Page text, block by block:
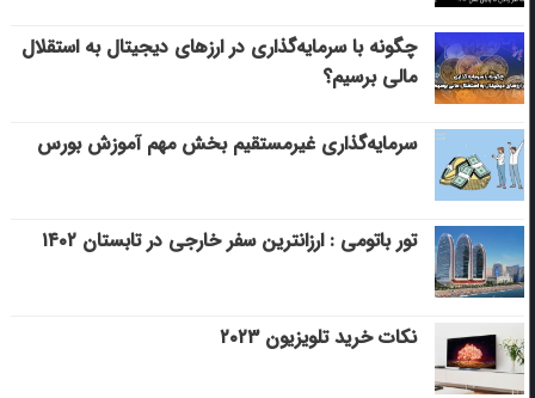
چگونه با سرمایه‌گذاری در ارزهای دیجیتال به استقلال
مالی برسیم؟
سرمایه‌گذاری غیرمستقیم بخش مهم آموزش بورس
تور باتومی : ارزانترین سفر خارجی در تابستان ۱۴۰۲
نکات خرید تلویزیون ۲۰۲۳